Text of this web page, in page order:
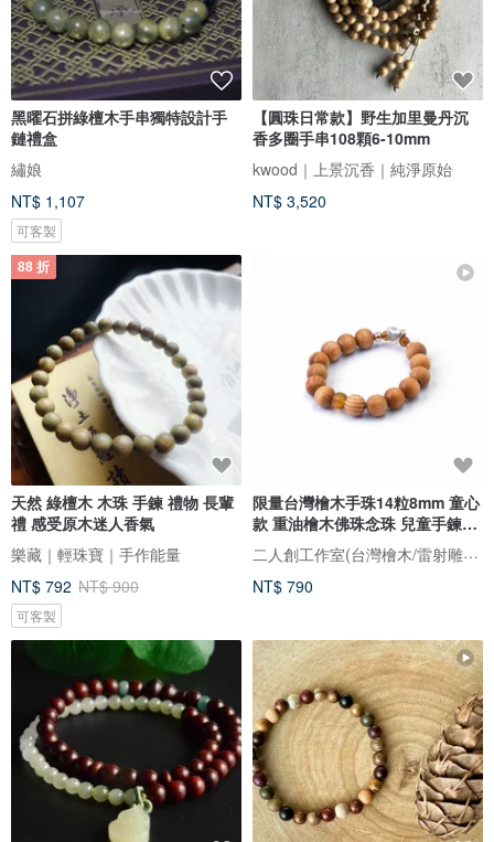
黑曜石拼綠檀木手串獨特設計手
鏈禮盒
繡娘
NT$ 1,107
可客製
【圓珠日常款】野生加里曼丹沉
香多圈手串108顆6-10mm
kwood｜上景沉香｜純淨原始
NT$ 3,520
88 折
天然 綠檀木 木珠 手鍊 禮物 長輩
禮 感受原木迷人香氣
樂藏｜輕珠寶｜手作能量
NT$ 792 NT$ 900
可客製
限量台灣檜木手珠14粒8mm 童心
款 重油檜木佛珠念珠 兒童手鍊串
珠
二人創工作室(台灣檜木/雷射雕刻禮品客製)
NT$ 790